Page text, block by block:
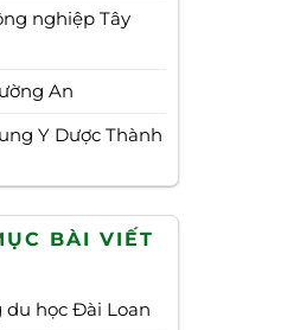
nghiệp Tây
An
Y Dược Thành
BÀI VIẾT
du học Đài Loan